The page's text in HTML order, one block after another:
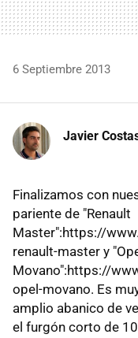
6 Septiembre 2013
Javier
Finalizamos con
pariente de "Renault
Master":https://
renault-master y
Movano":https://
opel-movano. Es
amplio abanico de
el furgón corto de